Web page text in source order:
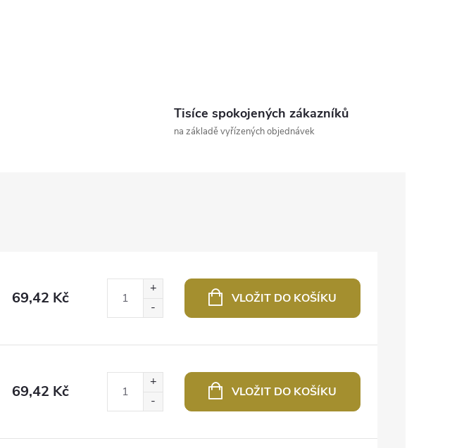
Tisíce spokojených zákazníků
na základě vyřízených objednávek
69,42 Kč VLOŽIT DO KOŠÍKU
69,42 Kč VLOŽIT DO KOŠÍKU